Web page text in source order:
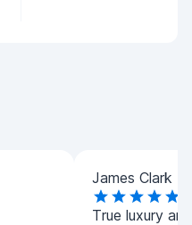
James Clark
True luxury